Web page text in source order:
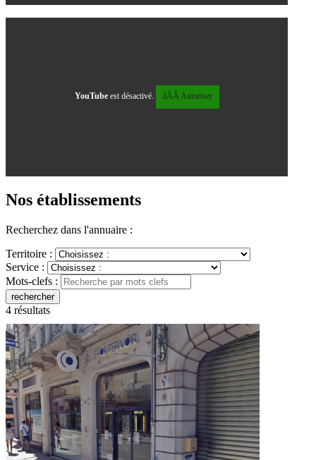
YouTubeest désactivé. âÂÂ Autoriser
Nos établissements
Recherchez dans l'annuaire :
Territoire :
Service :
Mots-clefs :
rechercher
4 résultats